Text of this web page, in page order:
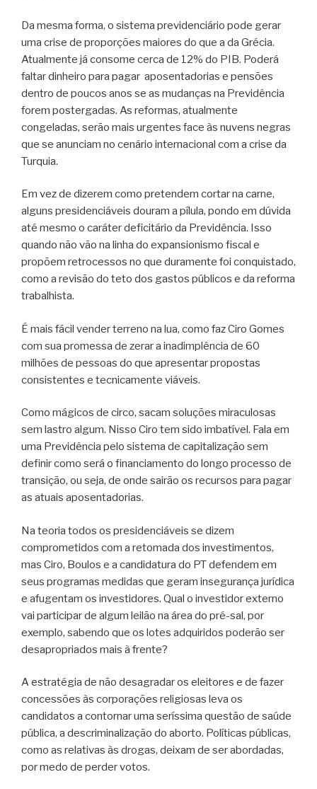
Da mesma forma, o sistema previdenciário pode gerar
uma crise de proporções maiores do que a da Grécia.
Atualmente já consome cerca de 12% do PIB. Poderá
faltar dinheiro para pagar aposentadorias e pensões
dentro de poucos anos se as mudanças na Previdência
forem postergadas. As reformas, atualmente
congeladas, serão mais urgentes face às nuvens negras
que se anunciam no cenário internacional com a crise da
Turquia.
Em vez de dizerem como pretendem cortar na carne,
alguns presidenciáveis douram a pílula, pondo em dúvida
até mesmo o caráter deficitário da Previdência. Isso
quando não vão na linha do expansionismo fiscal e
propõem retrocessos no que duramente foi conquistado,
como a revisão do teto dos gastos públicos e da reforma
trabalhista.
É mais fácil vender terreno na lua, como faz Ciro Gomes
com sua promessa de zerar a inadimplência de 60
milhões de pessoas do que apresentar propostas
consistentes e tecnicamente viáveis.
Como mágicos de circo, sacam soluções miraculosas
sem lastro algum. Nisso Ciro tem sido imbatível. Fala em
uma Previdência pelo sistema de capitalização sem
definir como será o financiamento do longo processo de
transição, ou seja, de onde sairão os recursos para pagar
as atuais aposentadorias.
Na teoria todos os presidenciáveis se dizem
comprometidos com a retomada dos investimentos,
mas Ciro, Boulos e a candidatura do PT defendem em
seus programas medidas que geram insegurança jurídica
e afugentam os investidores. Qual o investidor externo
vai participar de algum leilão na área do pré-sal, por
exemplo, sabendo que os lotes adquiridos poderão ser
desapropriados mais à frente?
A estratégia de não desagradar os eleitores e de fazer
concessões às corporações religiosas leva os
candidatos a contornar uma seríssima questão de saúde
pública, a descriminalização do aborto. Políticas públicas,
como as relativas às drogas, deixam de ser abordadas,
por medo de perder votos.